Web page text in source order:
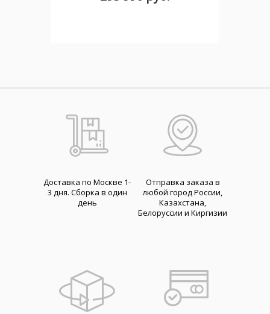
Доставка по Москве 1-
3 дня. Cборка в один
день
Отправка заказа в
любой город России,
Казахстана,
Белоруссии и Киргизии